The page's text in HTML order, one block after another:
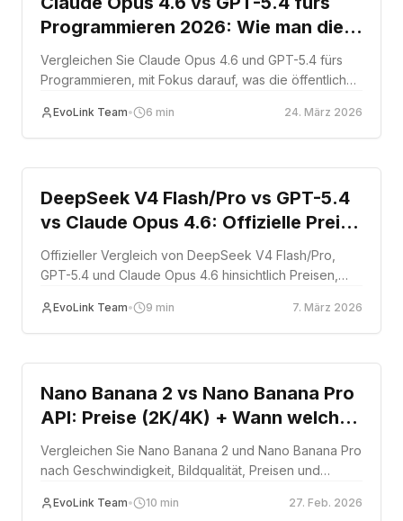
Programmieren 2026: Wie man die
öffentlichen Benchmarks richtig
liest
Vergleichen Sie Claude Opus 4.6 und GPT-5.4 fürs
Programmieren, mit Fokus darauf, was die öffentlichen
EvoLink Team• 6 min 24. März 2026
Comparison
DeepSeek V4 Flash/Pro vs GPT-5.4
vs Claude Opus 4.6: Offizielle Preise
und Leistungsvergleich
Offizieller Vergleich von DeepSeek V4 Flash/Pro,
GPT-5.4 und Claude Opus 4.6 hinsichtlich Preisen,
Modellauswahl.
EvoLink Team• 9 min 7. März 2026
Comparison
Nano Banana 2 vs Nano Banana Pro
API: Preise (2K/4K) + Wann welches
Modell nutzen (2026)
Vergleichen Sie Nano Banana 2 und Nano Banana Pro
nach Geschwindigkeit, Bildqualität, Preisen und
EvoLink Team• 10 min 27. Feb. 2026